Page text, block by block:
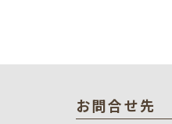
お問合せ先